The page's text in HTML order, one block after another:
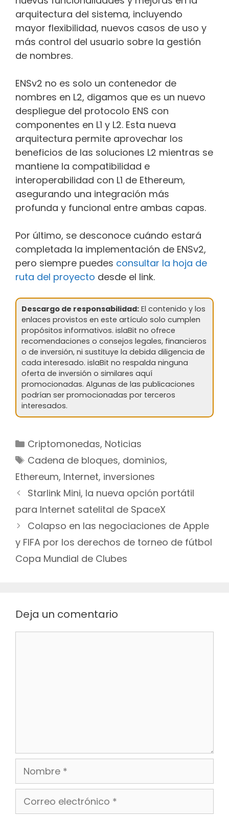
arquitectura del sistema, incluyendo
mayor flexibilidad, nuevos casos de uso y
más control del usuario sobre la gestión
de nombres.
ENSv2 no es solo un contenedor de
nombres en L2, digamos que es un nuevo
despliegue del protocolo ENS con
componentes en L1 y L2. Esta nueva
arquitectura permite aprovechar los
beneficios de las soluciones L2 mientras se
mantiene la compatibilidad e
interoperabilidad con L1 de Ethereum,
asegurando una integración más
profunda y funcional entre ambas capas.
Por último, se desconoce cuándo estará
completada la implementación de ENSv2,
pero siempre puedes consultar la hoja de
ruta del proyecto desde el link.
Descargo de responsabilidad: El contenido y los
enlaces provistos en este artículo solo cumplen
propósitos informativos. islaBit no ofrece
recomendaciones o consejos legales, financieros
o de inversión, ni sustituye la debida diligencia de
cada interesado. islaBit no respalda ninguna
oferta de inversión o similares aquí
promocionadas. Algunas de las publicaciones
podrían ser promocionadas por terceros
interesados.
Categorías
Criptomonedas, Noticias
Etiquetas
Cadena de bloques, dominios,
Ethereum, Internet, inversiones
Navegación
de
entradas
Starlink Mini, la nueva opción portátil
para Internet satelital de SpaceX
Colapso en las negociaciones de Apple
y FIFA por los derechos de torneo de fútbol
Copa Mundial de Clubes
Deja un comentario
Nombre
Correo
electrónico